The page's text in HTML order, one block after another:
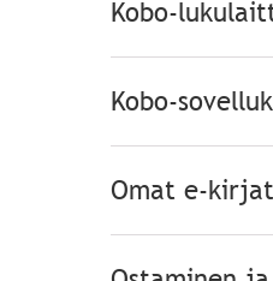
Kobo-
Kobo-
Omat e-